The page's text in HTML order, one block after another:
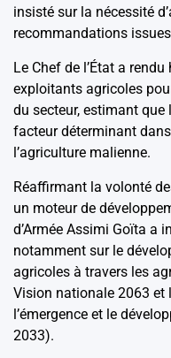
insisté sur la nécessité
recommandations
Le Chef de l’État a
exploitants agricoles
du secteur, estimant
facteur déterminant
l’agriculture malienne.
Réaffirmant la volonté
un moteur de
d’Armée Assimi Goïta a
notamment sur le
agricoles à travers les
Vision nationale 2063 et
l’émergence et le
2033).